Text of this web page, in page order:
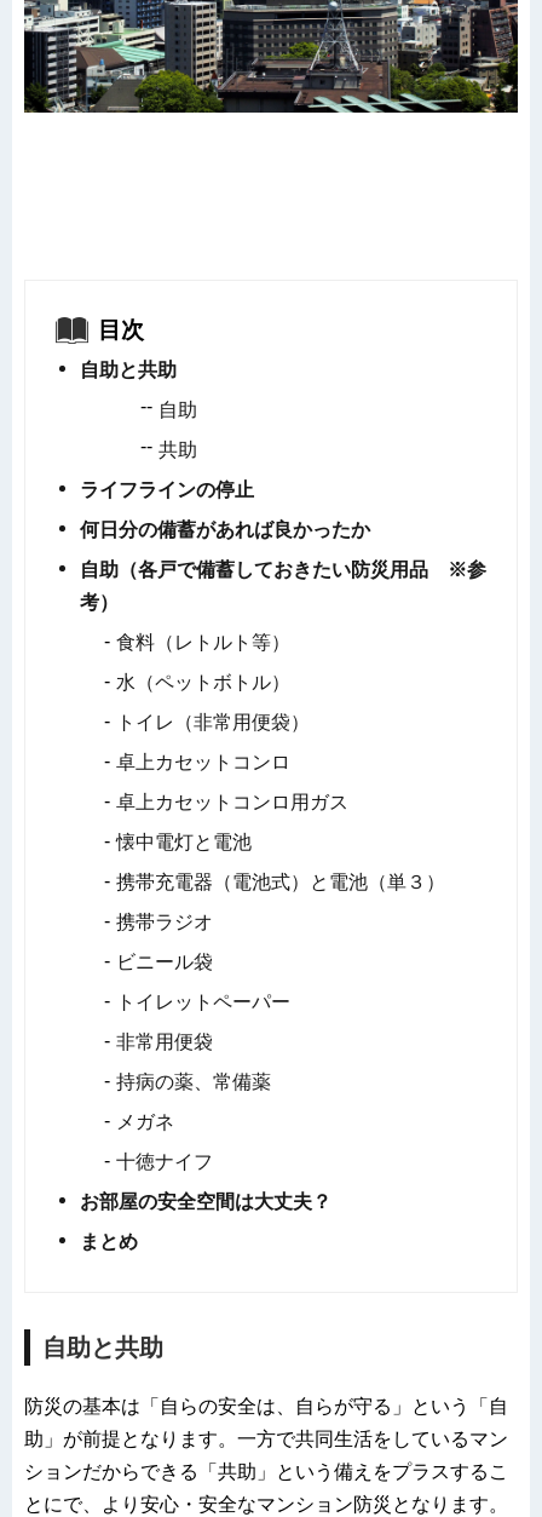
目次
自助と共助
自助
共助
ライフラインの停止
何日分の備蓄があれば良かったか
自助（各戸で備蓄しておきたい防災用品 ※参
考）
食料（レトルト等）
水（ペットボトル）
トイレ（非常用便袋）
卓上カセットコンロ
卓上カセットコンロ用ガス
懐中電灯と電池
携帯充電器（電池式）と電池（単３）
携帯ラジオ
ビニール袋
トイレットペーパー
非常用便袋
持病の薬、常備薬
メガネ
十徳ナイフ
お部屋の安全空間は大丈夫？
まとめ
自助と共助
防災の基本は「自らの安全は、自らが守る」という「自
助」が前提となります。一方で共同生活をしているマン
ションだからできる「共助」という備えをプラスするこ
とにで、より安心・安全なマンション防災となります。